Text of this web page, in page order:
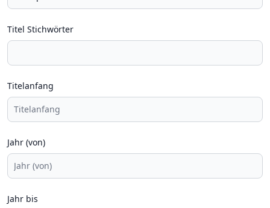
Titel Stichwörter
Titelanfang
Jahr (von)
Jahr bis